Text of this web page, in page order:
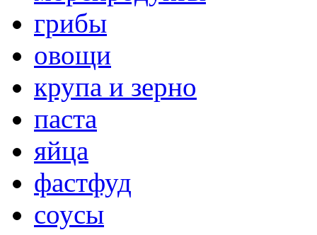
грибы
овощи
крупа и зерно
паста
яйца
фастфуд
соусы